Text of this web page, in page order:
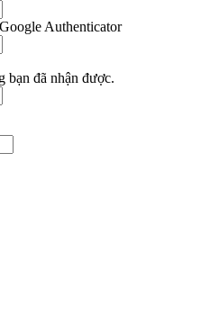
Authenticator
bạn đã nhận được.